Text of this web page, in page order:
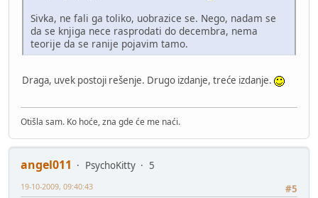
Sivka, ne fali ga toliko, uobrazice se. Nego, nadam se
da se knjiga nece rasprodati do decembra, nema
teorije da se ranije pojavim tamo.
Draga, uvek postoji rešenje. Drugo izdanje, treće izdanje.
Otišla sam. Ko hoće, zna gde će me naći.
angel011 PsychoKitty
5
#5
19-10-2009, 09:40:43